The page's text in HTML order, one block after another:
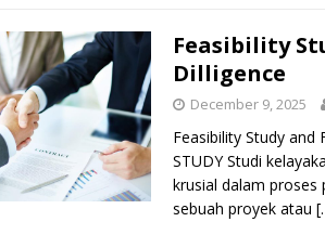
Feasibility
Dilligence
December 9, 2025
Feasibility Study and
STUDY Studi
krusial dalam proses
sebuah proyek atau